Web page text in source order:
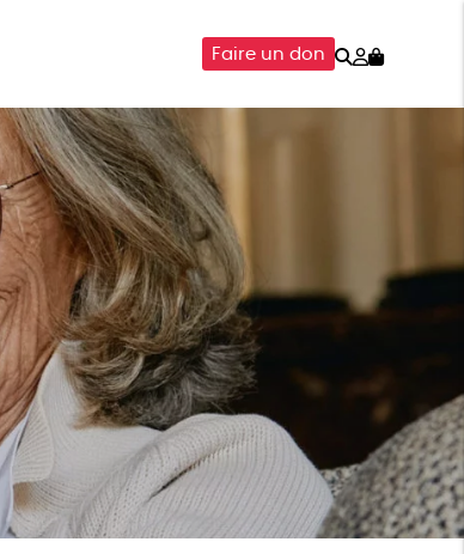
ÉPICERIE
Faire un don Rechercher
Mon